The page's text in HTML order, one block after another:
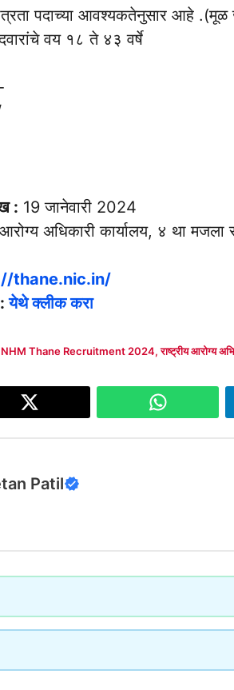
पदाच्या आवश्यकतेनुसार आहे .(मूळ
वय १८ ते ४३ वर्षे
: 19 जानेवारी 2024
अधिकारी कार्यालय, ४ था मजला
thane.nic.in/
:येथे क्लीक करा
NHM Thane Recruitment 2024,राष्ट्रीय आरोग्य
Patil